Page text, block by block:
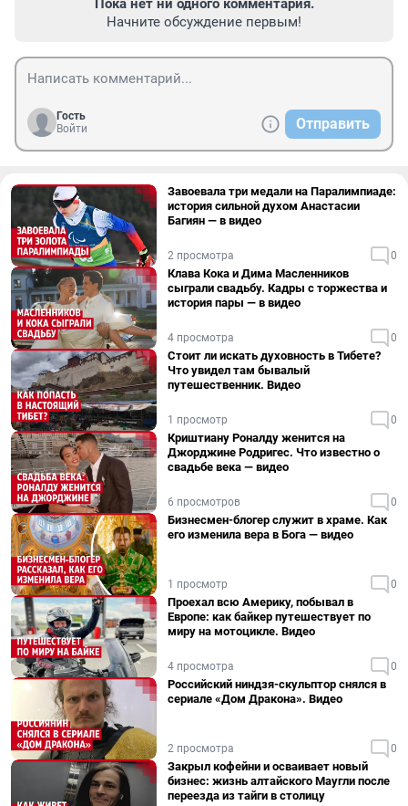
Пока нет ни одного комментария.
Начните обсуждение первым!
Гость
Войти
Отправить
Завоевала три медали на Паралимпиаде:
история сильной духом Анастасии
Багиян — в видео
2 просмотра 0
Клава Кока и Дима Масленников
сыграли свадьбу. Кадры с торжества и
история пары — в видео
4 просмотра 0
Стоит ли искать духовность в Тибете?
Что увидел там бывалый
путешественник. Видео
1 просмотр 0
Криштиану Роналду женится на
Джорджине Родригес. Что известно о
свадьбе века — видео
6 просмотров 0
Бизнесмен-блогер служит в храме. Как
его изменила вера в Бога — видео
1 просмотр 0
Проехал всю Америку, побывал в
Европе: как байкер путешествует по
миру на мотоцикле. Видео
4 просмотра 0
Российский ниндзя-скульптор снялся в
сериале «Дом Дракона». Видео
2 просмотра 0
Закрыл кофейни и осваивает новый
бизнес: жизнь алтайского Маугли после
переезда из тайги в столицу